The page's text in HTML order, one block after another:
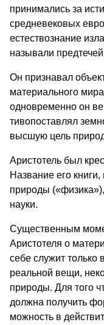
прини­мались за
средневековых
естествознание
называли
Он признавал
материального
одновременно он
тивопоставлял
высшую цель
Аристотель был
Название его
природы
науки.
Существенным
Аристотеля о
себе служит только
реальной вещи,
природы. Для того
должна полу­чить
можность в